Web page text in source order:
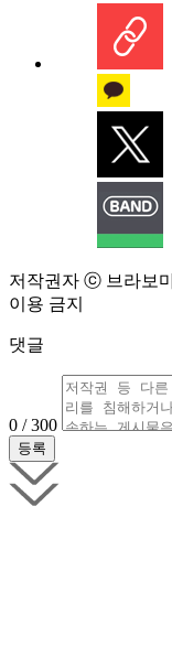
저작권자 ⓒ 브라보
이용 금지
댓글
0 / 300